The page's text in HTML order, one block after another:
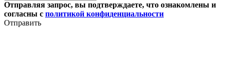
Отправляя запрос, вы подтверждаете, что ознакомлены и
согласны с политикой конфиденциальности
Отправить